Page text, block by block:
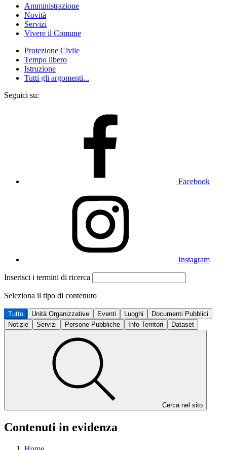
Amministrazione
Novità
Servizi
Vivere il Comune
Protezione Civile
Tempo libero
Istruzione
Tutti gli argomenti...
Seguici su:
Facebook
Instagram
Inserisci i termini di ricerca
Seleziona il tipo di contenuto
Tutto Unità Organizzative Eventi Luoghi
Documenti Pubblici
Notizie
Servizi Persone Pubbliche Info Territori Dataset
Cerca nel sito
Contenuti in evidenza